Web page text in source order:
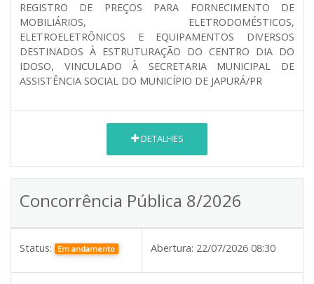
REGISTRO DE PREÇOS PARA FORNECIMENTO DE
MOBILIÁRIOS, ELETRODOMÉSTICOS,
ELETROELETRÔNICOS E EQUIPAMENTOS DIVERSOS
DESTINADOS À ESTRUTURAÇÃO DO CENTRO DIA DO
IDOSO, VINCULADO À SECRETARIA MUNICIPAL DE
ASSISTÊNCIA SOCIAL DO MUNICÍPIO DE JAPURÁ/PR
DETALHES
Concorrência Pública 8/2026
Status: Em andamento Abertura: 22/07/2026 08:30